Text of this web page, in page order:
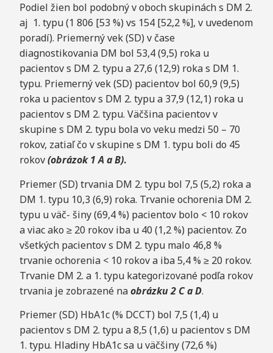
Podiel žien bol podobný v oboch skupinách s DM 2.
aj 1. typu (1 806 [53 %) vs 154 [52,2 %], v uvedenom
poradí). Priemerný vek (SD) v čase
diagnostikovania DM bol 53,4 (9,5) roka u
pacientov s DM 2. typu a 27,6 (12,9) roka s DM 1.
typu. Priemerný vek (SD) pacientov bol 60,9 (9,5)
roka u pacientov s DM 2. typu a 37,9 (12,1) roka u
pacientov s DM 2. typu. Väčšina pacientov v
skupine s DM 2. typu bola vo veku medzi 50 – 70
rokov, zatiaľ čo v skupine s DM 1. typu boli do 45
rokov(obrázok 1 A a B).
Priemer (SD) trvania DM 2. typu bol 7,5 (5,2) roka a
DM 1. typu 10,3 (6,9) roka. Trvanie ochorenia DM 2.
typu u väč- šiny (69,4 %) pacientov bolo < 10 rokov
a viac ako ≥ 20 rokov iba u 40 (1,2 %) pacientov. Zo
všetkých pacientov s DM 2. typu malo 46,8 %
trvanie ochorenia < 10 rokov a iba 5,4 % ≥ 20 rokov.
Trvanie DM 2. a 1. typu kategorizované podľa rokov
trvania je zobrazené naobrázku 2 C a D.
Priemer (SD) HbA1c (% DCCT) bol 7,5 (1,4) u
pacientov s DM 2. typu a 8,5 (1,6) u pacientov s DM
1. typu. Hladiny HbA1c sa u väčšiny (72,6 %)